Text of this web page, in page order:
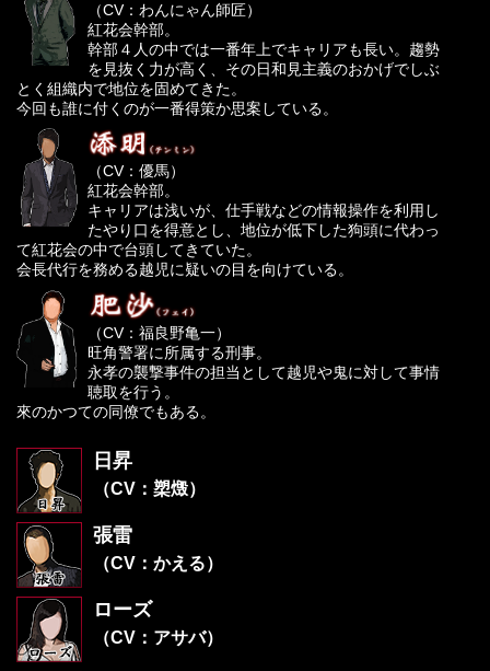
（CV：わんにゃん師匠）
紅花会幹部。
幹部４人の中では一番年上でキャリアも長い。趨勢
を見抜く力が高く、その日和見主義のおかげでしぶ
とく組織内で地位を固めてきた。
今回も誰に付くのが一番得策か思案している。
（CV：優馬）
紅花会幹部。
キャリアは浅いが、仕手戦などの情報操作を利用し
たやり口を得意とし、地位が低下した狗頭に代わっ
て紅花会の中で台頭してきていた。
会長代行を務める越児に疑いの目を向けている。
（CV：福良野亀一）
旺角警署に所属する刑事。
永孝の襲撃事件の担当として越児や鬼に対して事情
聴取を行う。
來のかつての同僚でもある。
日昇
（CV：槊燬）
張雷
（CV：かえる）
ローズ
（CV：アサバ）